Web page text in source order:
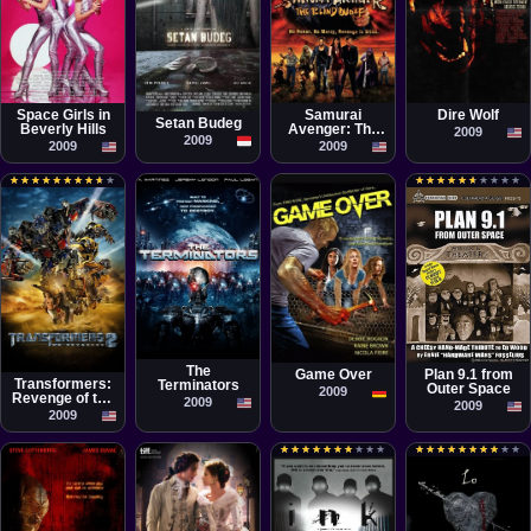
Película
Tim Colceri
Space Girls in
Beverly Hills
2009
Película
Saptadji, Findo
Purwono HW
Setan Budeg
2009
Película
Kurando
Mitsutake
Samurai
Avenger: The
Blind Wolf
2009
Dire Wolf
2009
★
★ ★
★ ★
★ ★
★ ★
★ ★
★ ★
★ ★
★ ★
★ ★
★
Película
Transformers:
Revenge of the
Fallen
2009
Película
Xavier S.
The
Terminators
2009
Película
Timo Rose
Game Over
2009
★
★ ★
★ ★
★ ★
★ ★
★ ★
★ ★
★ ★
★ ★
★ ★
★
Cortometraje
Ernie Fosselius
Plan 9.1 from
Outer Space
2009
★
★ ★
★ ★
★ ★
★ ★
★ ★
★ ★
★ ★
★ ★
★ ★
★ ★
★ ★
★ ★
★ ★
★ ★
★ ★
★ ★
★ ★
★ ★
★ ★
★